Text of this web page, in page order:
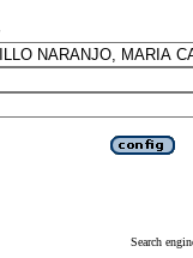
Search